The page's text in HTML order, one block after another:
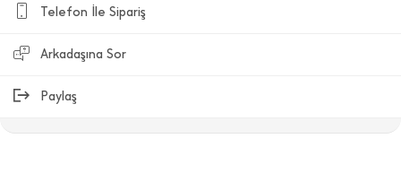
Telefon İle Sipariş
Arkadaşına Sor
Paylaş